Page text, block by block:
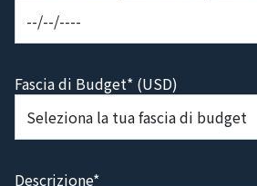
Data di rilascio prevista del prodotto
Fascia di Budget* (USD)